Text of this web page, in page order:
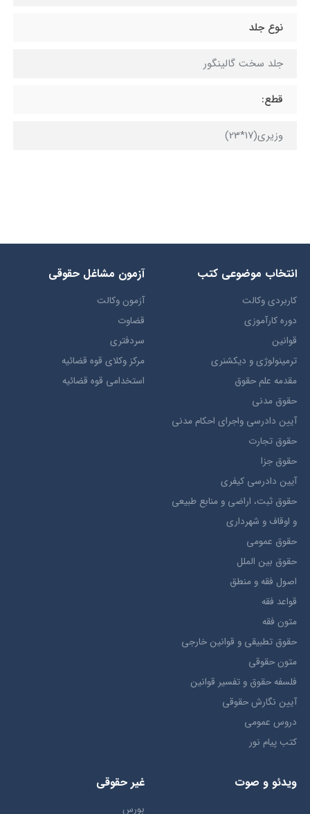
نوع جلد
جلد سخت گالینگور
قطع:
وزیری(17*23)
انتخاب​ موضوعي​ کتب
کاربردی وکالت
دوره کارآموزی
قوانین
ترمينولوژي و ديکشنري
مقدمه علم حقوق
حقوق مدني
آيين دادرسي ​واجراي ​احکام ​مدني
حقوق تجارت
حقوق جزا
آيین دادرسی کیفری
حقوق ثبت، اراضي و منابع طبيعي
و اوقاف و شهرداری
حقوق عمومی
حقوق بين الملل
اصول فقه و منطق
قواعد فقه
متون فقه
حقوق تطبيقي و قوانین خارجی
متون حقوقي
فلسفه حقوق و تفسیر قوانین
آیین نگارش حقوقی
دروس عمومی
کتب پیام نور
آزمون مشاغل حقوقی
آزمون وکالت
قضاوت
سردفتری
مرکز وکلای قوه قضائیه
استخدامی قوه قضائیه
ویدئو و صوت غیر حقوقی
بورس